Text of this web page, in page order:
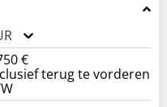
€
terug te vorderen